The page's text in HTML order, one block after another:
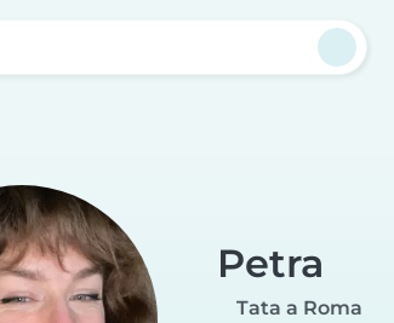
Petra
Tata a Roma